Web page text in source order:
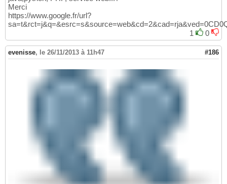
Merci
https://www.google.fr/url?
1
0
evenisse, le 26/11/2013 à 11h47 #186